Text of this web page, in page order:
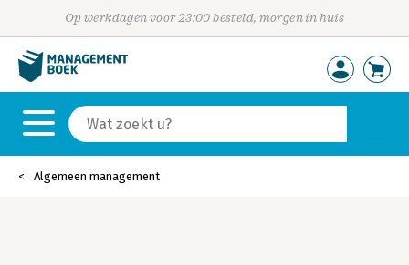
Op werkdagen voor 23:00 besteld, morgen in huis
Algemeen management